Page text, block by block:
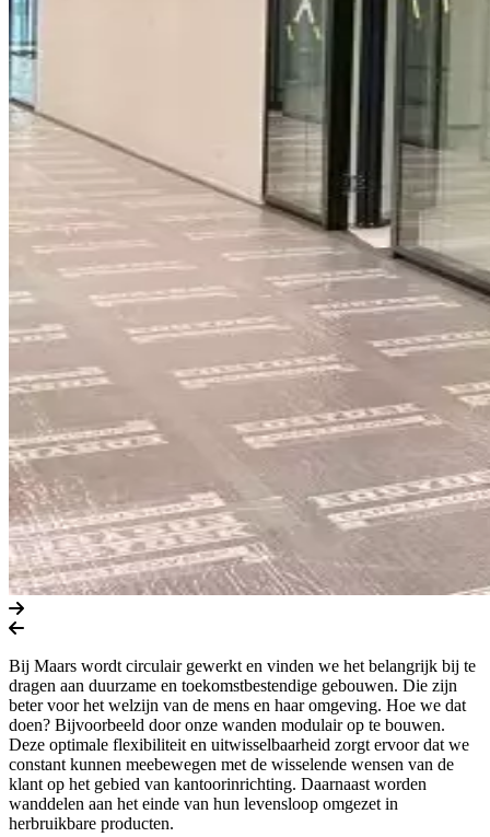
Bij Maars wordt circulair gewerkt en vinden we het belangrijk bij te
dragen aan duurzame en toekomstbestendige gebouwen. Die zijn
beter voor het welzijn van de mens en haar omgeving. Hoe we dat
doen? Bijvoorbeeld door onze wanden modulair op te bouwen.
Deze optimale flexibiliteit en uitwisselbaarheid zorgt ervoor dat we
constant kunnen meebewegen met de wisselende wensen van de
klant op het gebied van kantoorinrichting. Daarnaast worden
wanddelen aan het einde van hun levensloop omgezet in
herbruikbare producten.